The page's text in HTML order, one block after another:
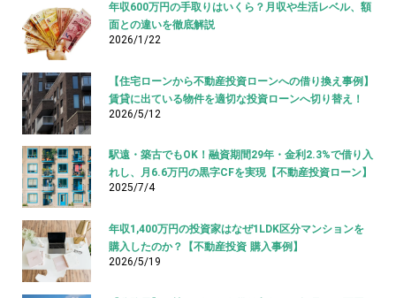
年収600万円の手取りはいくら？月収や生活レベル、額
面との違いを徹底解説
2026/1/22
【住宅ローンから不動産投資ローンへの借り換え事例】
賃貸に出ている物件を適切な投資ローンへ切り替え！
2026/5/12
駅遠・築古でもOK！融資期間29年・金利2.3%で借り入
れし、月6.6万円の黒字CFを実現【不動産投資ローン】
2025/7/4
年収1,400万円の投資家はなぜ1LDK区分マンションを
購入したのか？【不動産投資 購入事例】
2026/5/19